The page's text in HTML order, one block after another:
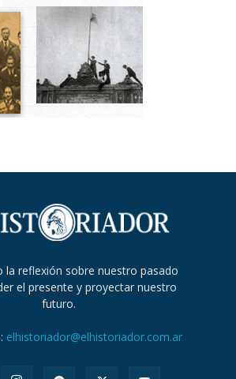
la reflexión sobre nuestro pasado
el presente y proyectar nuestro
futuro.
elhistoriador@elhistoriador.com.ar